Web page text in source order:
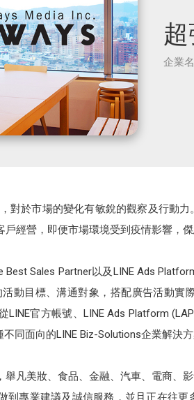
企業
，對於市場的變化有敏銳的觀察及行動
經營，即便市場環境受到疫情影響，傑
Best Sales Partner以及LINE Ads
動目標、溝通對象，搭配廣告活動
官方帳號、LINE Ads Platform
同面向的LINE Biz-Solutions企業解決
凡美妝、食品、金融、汽車、電商、
到專業建議及誠信服務，並且正在往